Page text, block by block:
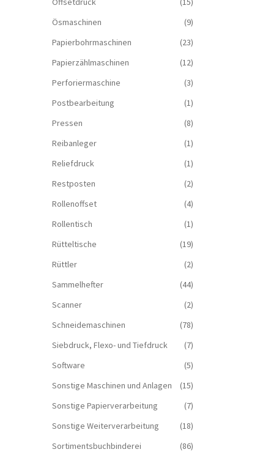
Ösmaschinen
(9)
Papierbohrmaschinen
(23)
Papierzählmaschinen
(12)
Perforiermaschine
(3)
Postbearbeitung
(1)
Pressen
(8)
Reibanleger
(1)
Reliefdruck
(1)
Restposten
(2)
Rollenoffset
(4)
Rollentisch
(1)
Rütteltische
(19)
Rüttler
(2)
Sammelhefter
(44)
Scanner
(2)
Schneidemaschinen
(78)
Siebdruck, Flexo- und Tiefdruck
(7)
Software
(5)
Sonstige Maschinen und Anlagen
(15)
Sonstige Papierverarbeitung
(7)
Sonstige Weiterverarbeitung
(18)
Sortimentsbuchbinderei
(86)